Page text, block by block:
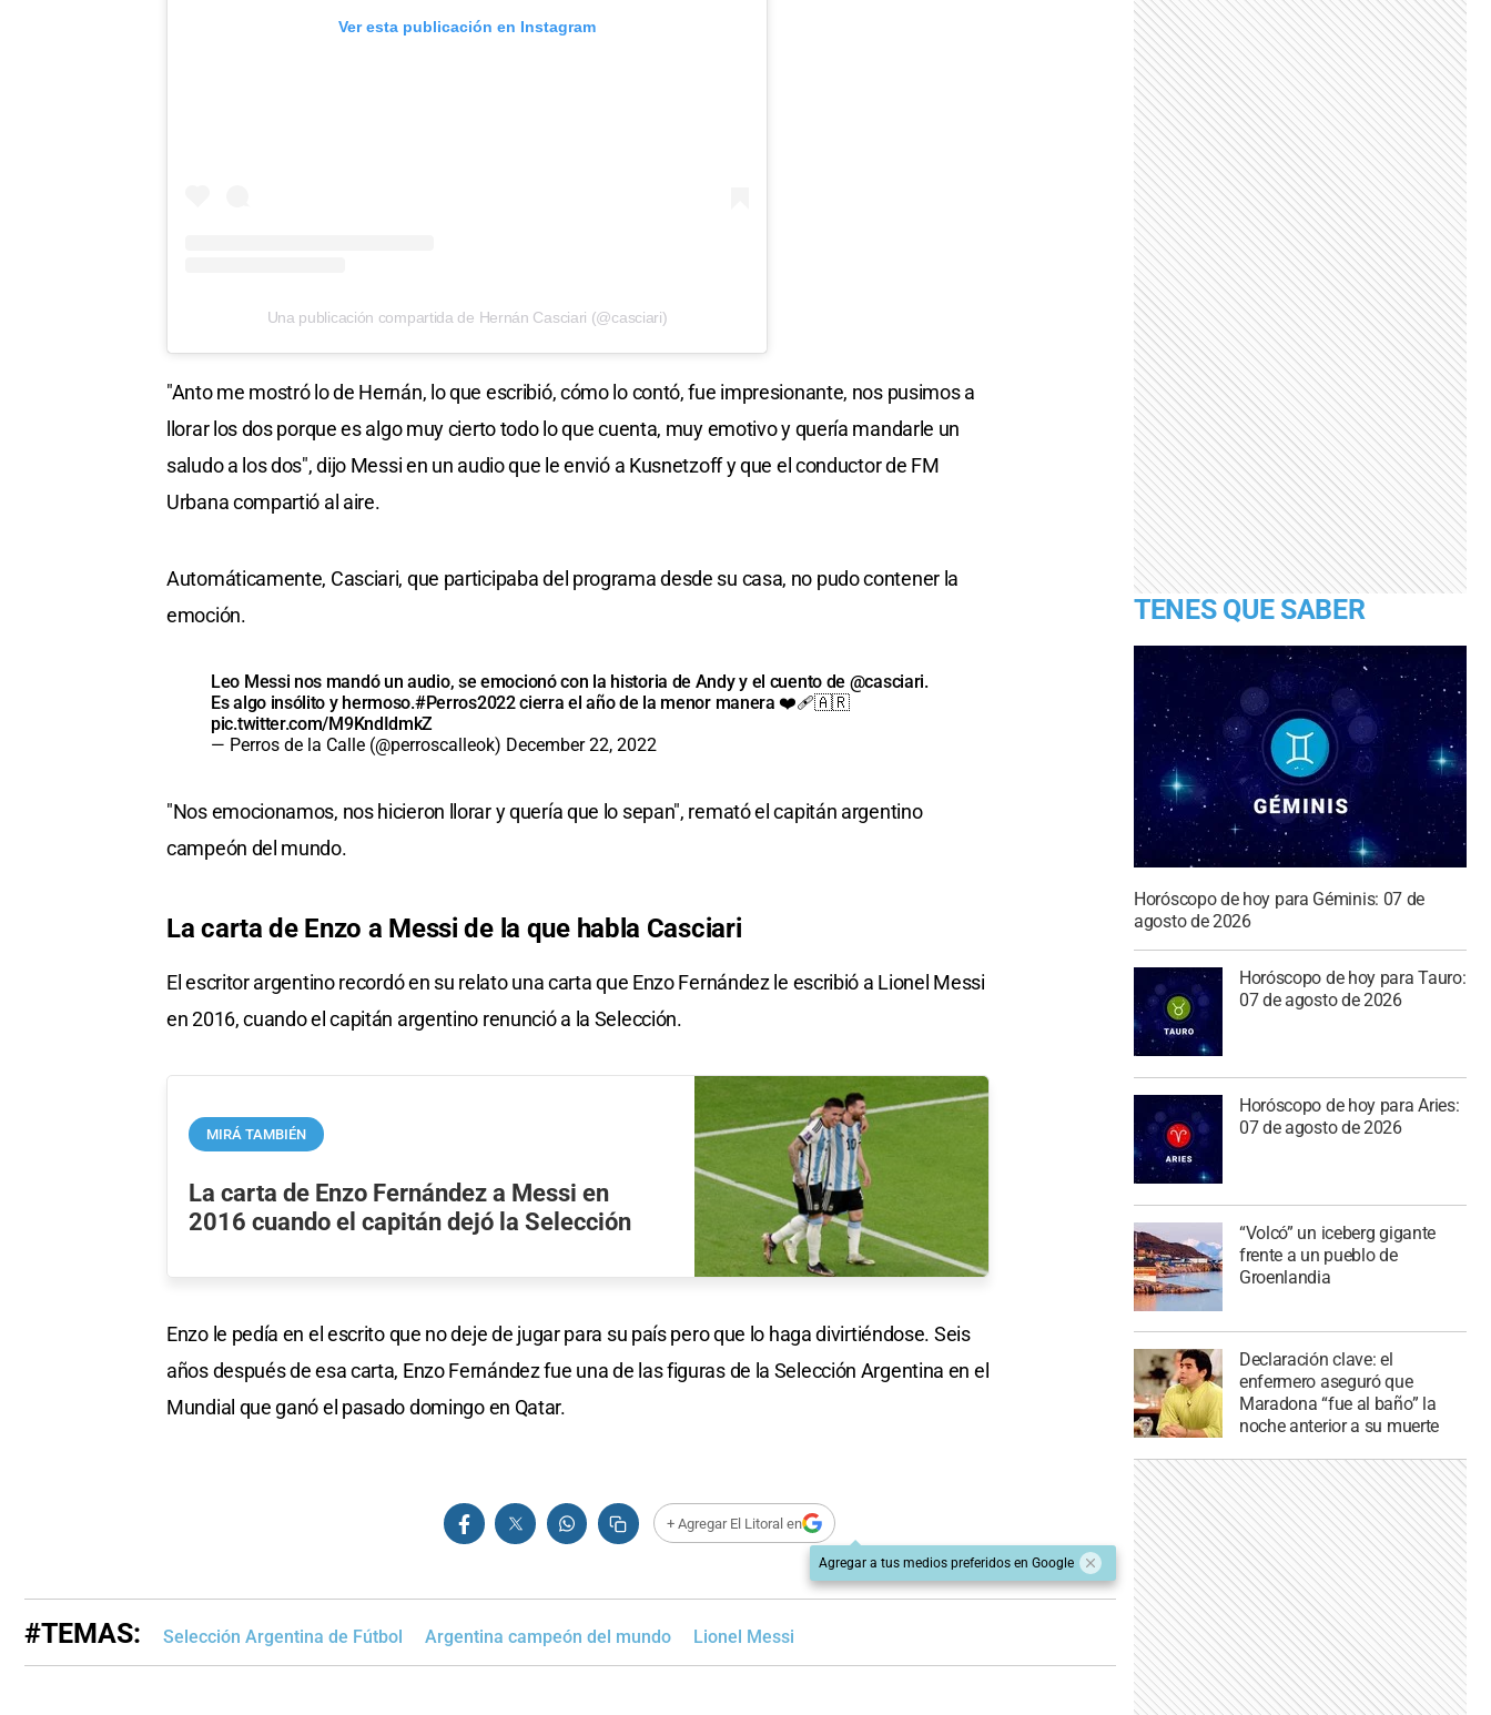
Ver esta publicación en Instagram
Una publicación compartida de Hernán Casciari (@casciari)
"Anto me mostró lo de Hernán, lo que escribió, cómo lo contó, fue impresionante, nos pusimos a
llorar los dos porque es algo muy cierto todo lo que cuenta, muy emotivo y quería mandarle un
saludo a los dos", dijo Messi en un audio que le envió a Kusnetzoff y que el conductor de FM
Urbana compartió al aire.
Automáticamente, Casciari, que participaba del programa desde su casa, no pudo contener la
emoción.
Leo Messi nos mandó un audio, se emocionó con la historia de Andy y el cuento de @casciari.
Es algo insólito y hermoso.#Perros2022cierra el año de la menor manera ❤️‍🩹🇦🇷
pic.twitter.com/M9KndIdmkZ
— Perros de la Calle (@perroscalleok) December 22, 2022
"Nos emocionamos, nos hicieron llorar y quería que lo sepan", remató el capitán argentino
campeón del mundo.
La carta de Enzo a Messi de la que habla Casciari
El escritor argentino recordó en su relato una carta que Enzo Fernández le escribió a Lionel Messi
en 2016, cuando el capitán argentino renunció a la Selección.
MIRÁ TAMBIÉN
La carta de Enzo Fernández a Messi en
2016 cuando el capitán dejó la Selección
Enzo le pedía en el escrito que no deje de jugar para su país pero que lo haga divirtiéndose. Seis
años después de esa carta, Enzo Fernández fue una de las figuras de la Selección Argentina en el
Mundial que ganó el pasado domingo en Qatar.
+ Agregar El Litoral en
Agregar a tus medios preferidos en Google
#TEMAS: Selección Argentina de Fútbol Argentina campeón del mundo Lionel Messi
TENES QUE SABER
Horóscopo de hoy para Géminis: 07 de
agosto de 2026
Horóscopo de hoy para Tauro:
07 de agosto de 2026
Horóscopo de hoy para Aries:
07 de agosto de 2026
“Volcó” un iceberg gigante
frente a un pueblo de
Groenlandia
Declaración clave: el
enfermero aseguró que
Maradona “fue al baño” la
noche anterior a su muerte